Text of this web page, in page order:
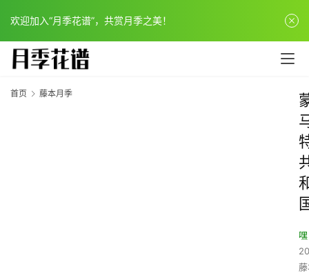
欢迎加入“月季花谱”，共赏月季之美！
首页 藤本月季